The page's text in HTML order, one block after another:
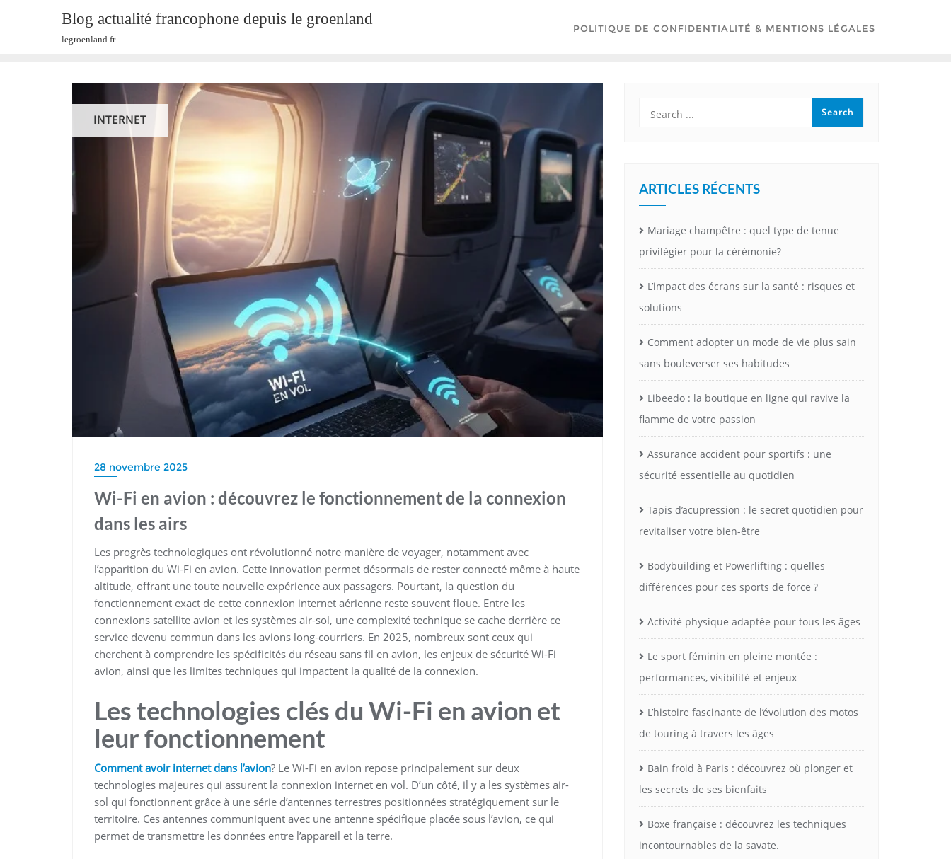
Blog actualité francophone depuis le groenland
legroenland.fr
POLITIQUE DE CONFIDENTIALITÉ & MENTIONS LÉGALES
INTERNET
28 novembre 2025
Wi-Fi en avion : découvrez le fonctionnement de la connexion
dans les airs
Les progrès technologiques ont révolutionné notre manière de voyager, notamment avec
l’apparition du Wi-Fi en avion. Cette innovation permet désormais de rester connecté même à haute
altitude, offrant une toute nouvelle expérience aux passagers. Pourtant, la question du
fonctionnement exact de cette connexion internet aérienne reste souvent floue. Entre les
connexions satellite avion et les systèmes air-sol, une complexité technique se cache derrière ce
service devenu commun dans les avions long-courriers. En 2025, nombreux sont ceux qui
cherchent à comprendre les spécificités du réseau sans fil en avion, les enjeux de sécurité Wi-Fi
avion, ainsi que les limites techniques qui impactent la qualité de la connexion.
Les technologies clés du Wi-Fi en avion et
leur fonctionnement
Comment avoir internet dans l’avion? Le Wi-Fi en avion repose principalement sur deux
technologies majeures qui assurent la connexion internet en vol. D’un côté, il y a les systèmes air-
sol qui fonctionnent grâce à une série d’antennes terrestres positionnées stratégiquement sur le
territoire. Ces antennes communiquent avec une antenne spécifique placée sous l’avion, ce qui
permet de transmettre les données entre l’appareil et la terre.
ARTICLES RÉCENTS
Mariage champêtre : quel type de tenue
privilégier pour la cérémonie?
L’impact des écrans sur la santé : risques et
solutions
Comment adopter un mode de vie plus sain
sans bouleverser ses habitudes
Libeedo : la boutique en ligne qui ravive la
flamme de votre passion
Assurance accident pour sportifs : une
sécurité essentielle au quotidien
Tapis d’acupression : le secret quotidien pour
revitaliser votre bien-être
Bodybuilding et Powerlifting : quelles
différences pour ces sports de force ?
Activité physique adaptée pour tous les âges
Le sport féminin en pleine montée :
performances, visibilité et enjeux
L’histoire fascinante de l’évolution des motos
de touring à travers les âges
Bain froid à Paris : découvrez où plonger et
les secrets de ses bienfaits
Boxe française : découvrez les techniques
incontournables de la savate.